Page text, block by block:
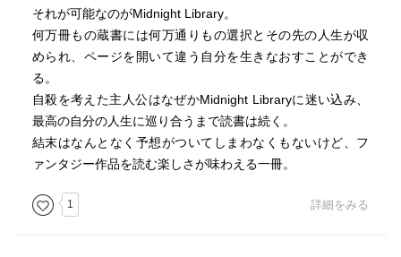
それが可能なのがMidnight Library。
何万冊もの蔵書には何万通りもの選択とその先の人生が収
められ、ページを開いて違う自分を生きなおすことができ
る。
自殺を考えた主人公はなぜかMidnight Libraryに迷い込み、
最高の自分の人生に巡り合うまで読書は続く。
結末はなんとなく予想がついてしまわなくもないけど、フ
ァンタジー作品を読む楽しさが味わえる一冊。
1 詳細をみる